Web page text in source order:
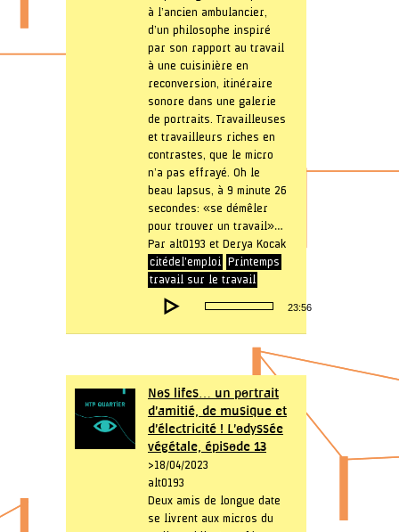
à l’ancien ambulancier,
d’un philosophe inspiré
par son rapport au travail
à une cuisinière en
reconversion, itinéraire
sonore dans une galerie
de portraits. Travailleuses
et travailleurs riches en
contrastes, que le micro
n’a pas effrayé. Oh le
beau lapsus, à 9 minute 26
secondes: « se démêler
pour trouver un travail »…
Par alt0193 et Derya Kocak
citédel'emploi
Printemps
travail sur le travail
Lecteur
audio
23:56
Nos lifes… un portrait
d’amitié, de musique et
d’électricité ! L’odyssée
végétale, épisode 13
> 18/04/2023
alt0193
Deux amis de longue date
se livrent aux micros du